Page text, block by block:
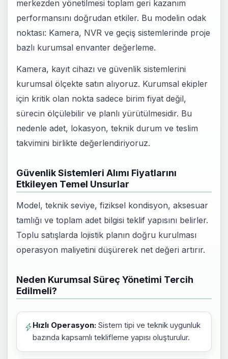
merkezden yönetilmesi toplam geri kazanım
performansını doğrudan etkiler. Bu modelin odak
noktası: Kamera, NVR ve geçiş sistemlerinde proje
bazlı kurumsal envanter değerleme.
Kamera, kayıt cihazı ve güvenlik sistemlerini
kurumsal ölçekte satın alıyoruz. Kurumsal ekipler
için kritik olan nokta sadece birim fiyat değil,
sürecin ölçülebilir ve planlı yürütülmesidir. Bu
nedenle adet, lokasyon, teknik durum ve teslim
takvimini birlikte değerlendiriyoruz.
Güvenlik Sistemleri Alımı Fiyatlarını
Etkileyen Temel Unsurlar
Model, teknik seviye, fiziksel kondisyon, aksesuar
tamlığı ve toplam adet bilgisi teklif yapısını belirler.
Toplu satışlarda lojistik planın doğru kurulması
operasyon maliyetini düşürerek net değeri artırır.
Neden Kurumsal Süreç Yönetimi Tercih
Edilmeli?
Hızlı Operasyon: Sistem tipi ve teknik uygunluk
bazında kapsamlı teklifleme yapısı oluşturulur.